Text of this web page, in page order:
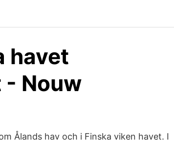
havet
- Nouw
Ålands hav och i Finska viken havet. I